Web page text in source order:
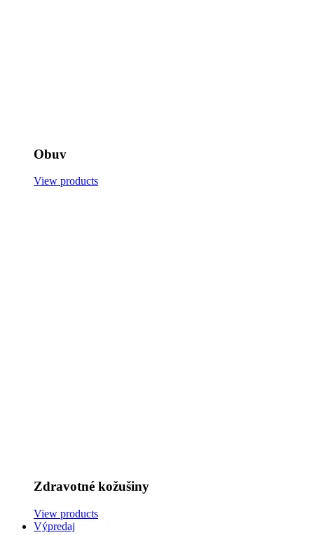
Obuv
View products
Zdravotné kožušiny
View products
Výpredaj